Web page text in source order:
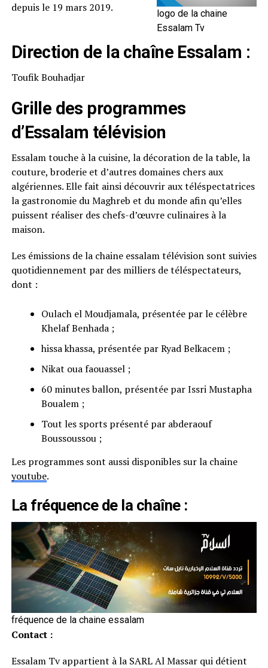
logo de la chaine
Essalam Tv
depuis le 19 mars 2019.
Direction de la chaîne Essalam :
Toufik Bouhadjar
Grille des programmes
d’Essalam télévision
Essalam touche à la cuisine, la décoration de la table, la
couture, broderie et d’autres domaines chers aux
algériennes. Elle fait ainsi découvrir aux téléspectatrices
la gastronomie du Maghreb et du monde afin qu’elles
puissent réaliser des chefs-d’œuvre culinaires à la
maison.
Les émissions de la chaine essalam télévision sont suivies
quotidiennement par des milliers de téléspectateurs,
dont :
Oulach el Moudjamala, présentée par le célèbre
Khelaf Benhada ;
hissa khassa, présentée par Ryad Belkacem ;
Nikat oua faouassel ;
60 minutes ballon, présentée par Issri Mustapha
Boualem ;
Tout les sports présenté par abderaouf
Boussoussou ;
Les programmes sont aussi disponibles sur la chaine
youtube.
La fréquence de la chaîne :
fréquence de la chaine essalam
Contact :
Essalam Tv appartient à la SARL Al Massar qui détient